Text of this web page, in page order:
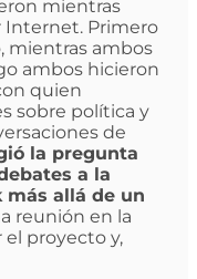
mientras
Internet. Primero
mientras ambos
ambos hicieron
quien
sobre política y
de
la pregunta
a la
más allá de un
reunión en la
el proyecto y,